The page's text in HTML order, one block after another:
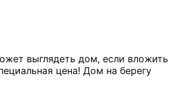
выглядеть дом, если вложить
цена! Дом на берегу